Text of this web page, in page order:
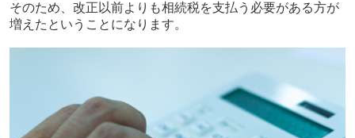
そのため、改正以前よりも相続税を支払う必要がある方が
増えたということになります。